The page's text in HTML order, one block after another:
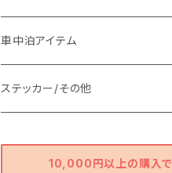
車中泊アイテム
ステッカー/その他
10,000円以上の購入で